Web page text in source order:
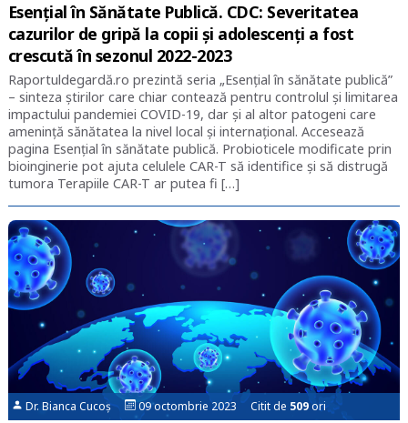
Esențial în Sănătate Publică. CDC: Severitatea
cazurilor de gripă la copii şi adolescenţi a fost
crescută în sezonul 2022-2023
Raportuldegardă.ro prezintă seria „Esențial în sănătate publică”
– sinteza știrilor care chiar contează pentru controlul și limitarea
impactului pandemiei COVID-19, dar și al altor patogeni care
amenință sănătatea la nivel local și internațional. Accesează
pagina Esențial în sănătate publică. Probioticele modificate prin
bioinginerie pot ajuta celulele CAR-T să identifice și să distrugă
tumora Terapiile CAR-T ar putea fi […]
Dr. Bianca Cucoș 09 octombrie 2023 Citit de 509ori